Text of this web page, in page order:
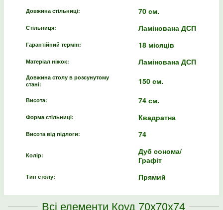
Довжина стільниці: 70 см.
Стільниця: Ламінована ДСП
Гарантійний термін: 18 місяців
Матеріал ніжок: Ламінована ДСП
Довжина столу в розсунутому
стані:
150 см.
Висота: 74 см.
Форма стільниці: Квадратна
Висота від підлоги: 74
Колір:
Дуб сонома/
Графіт
Тип столу: Прямий
Всі елементи Коуд 70х70х74